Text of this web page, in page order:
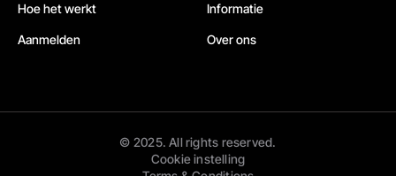
Hoe het werkt
Aanmelden
Informatie
Over ons
© 2025. All rights reserved.
Cookie instelling